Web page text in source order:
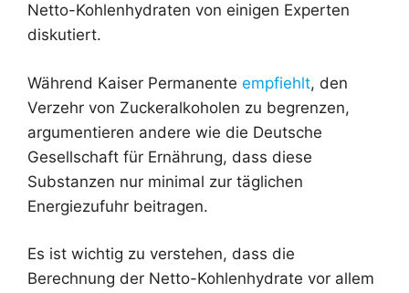
Netto-Kohlenhydraten von einigen Experten
diskutiert.
Während Kaiser Permanente empfiehlt, den
Verzehr von Zuckeralkoholen zu begrenzen,
argumentieren andere wie die Deutsche
Gesellschaft für Ernährung, dass diese
Substanzen nur minimal zur täglichen
Energiezufuhr beitragen.
Es ist wichtig zu verstehen, dass die
Berechnung der Netto-Kohlenhydrate vor allem